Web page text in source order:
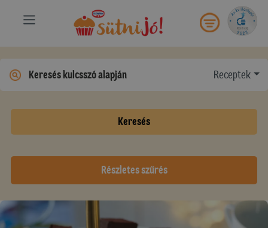
Receptek
Keresés
Részletes szűrés